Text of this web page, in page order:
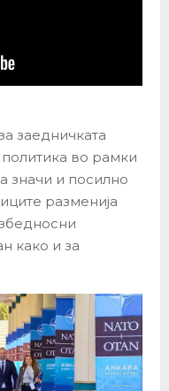
заедничката
во рамки
значи и посилно
разменија
како и за